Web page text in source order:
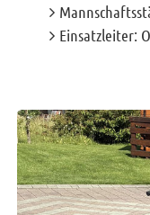
Home
Kontakt
RSS News
Links
Datenschutz
Einsatzleiter: